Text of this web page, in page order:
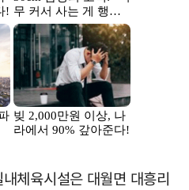
체육시설은 대월면 대흥리